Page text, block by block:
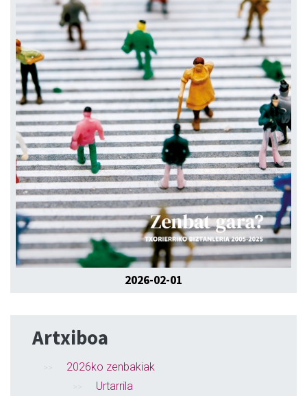
2026-02-01
Artxiboa
2026ko zenbakiak
Urtarrila